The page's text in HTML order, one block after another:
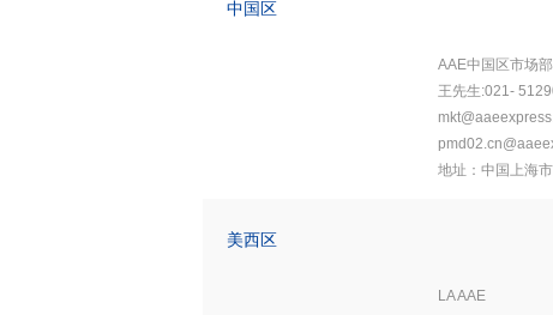
中国区
AAE中国区市场部
王先生:021-
地址：中国上海
美西区
LA AAE